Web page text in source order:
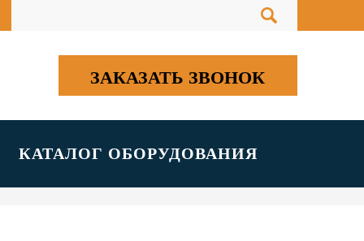
ЗАКАЗАТЬ ЗВОНОК
КАТАЛОГ ОБОРУДОВАНИЯ